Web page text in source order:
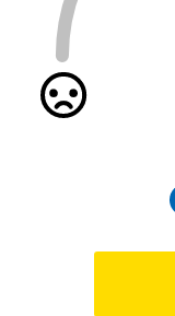
Obstbäume
gut durch den
Dahlien
Oleander